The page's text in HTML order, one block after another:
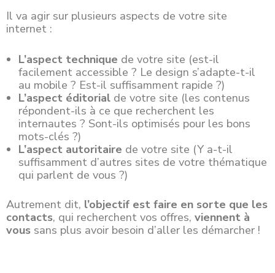
Il va agir sur plusieurs aspects de votre site
internet :
L’aspect technique de votre site (est-il
facilement accessible ? Le design s’adapte-t-il
au mobile ? Est-il suffisamment rapide ?)
L’aspect éditorial de votre site (les contenus
répondent-ils à ce que recherchent les
internautes ? Sont-ils optimisés pour les bons
mots-clés ?)
L’aspect autoritaire de votre site (Y a-t-il
suffisamment d’autres sites de votre thématique
qui parlent de vous ?)
Autrement dit, l’objectif est faire en sorte que les
contacts, qui recherchent vos offres, viennent à
vous sans plus avoir besoin d’aller les démarcher !